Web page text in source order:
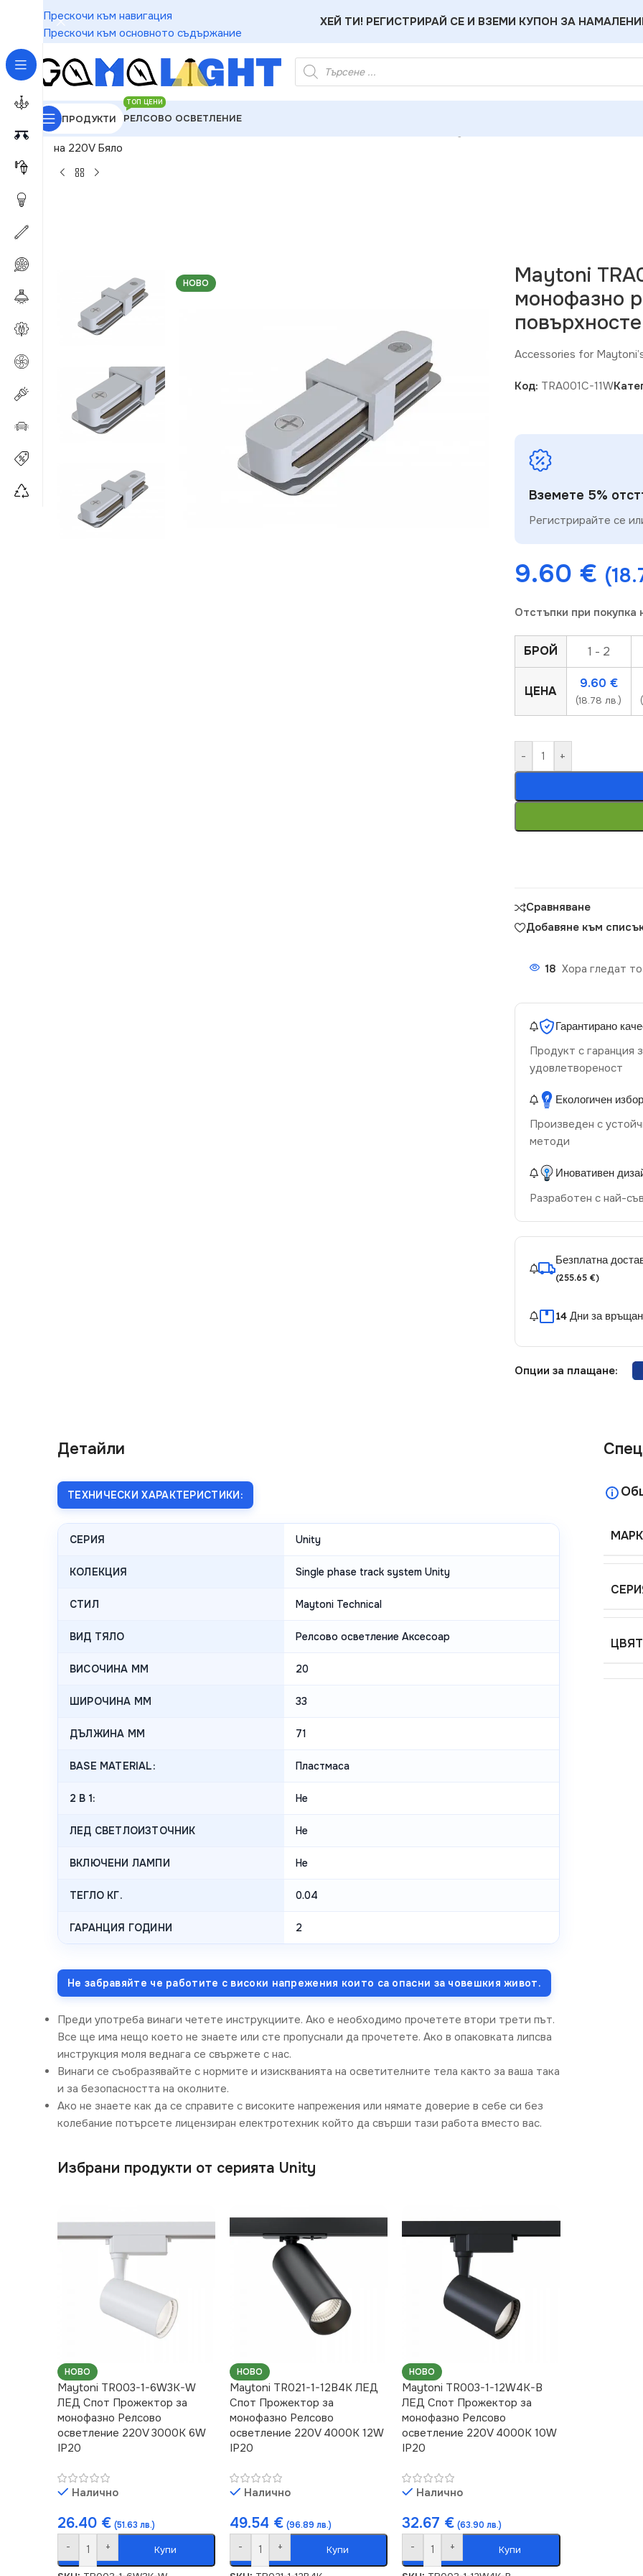
Прескочи към навигация
Прескочи към основното съдържание
ХЕЙ ТИ! РЕГИСТРИРАЙ СЕ И ВЗЕМИ КУПОН ЗА
ПРОДУКТИ РЕЛСОВО ОСВЕТЛЕНИЕ
ТОП ЦЕНИ
GAMALIGHT»
на 220V Бяло
НОВО
Maytoni
монофазно
Accessories for
Код: TRA001C-11W
Вземете 5%
Регистрирайте се
9.60 €
Отстъпки при покупка
БРОЙ 1 - 2
ЦЕНА
9.60 €
(18.78 лв.)
- +
Сравняване
Добавяне към
18 Хора гледат
Гарантирано
Продукт с гаранция
удовлетвореност
Екологичен избор
Произведен с
методи
Иновативен
Разработен с най-
Безплатна
(255.65 €)
14 Дни за
Опции за плащане:
Детайли
ТЕХНИЧЕСКИ ХАРАКТЕРИСТИКИ:
СЕРИЯ Unity
КОЛЕКЦИЯ Single phase track system Unity
СТИЛ Maytoni Technical
ВИД ТЯЛО Релсово осветление Аксесоар
ВИСОЧИНА MM 20
ШИРОЧИНА MM 33
ДЪЛЖИНА MM 71
BASE MATERIAL: Пластмаса
2 В 1: Не
ЛЕД СВЕТЛОИЗТОЧНИК Не
ВКЛЮЧЕНИ ЛАМПИ Не
ТЕГЛО КГ. 0.04
ГАРАНЦИЯ ГОДИНИ 2
Не забравяйте че работите с високи напрежения които са опасни за човешкия живот.
Преди употреба винаги четете инструкциите. Ако е необходимо прочетете втори трети път.
Все ще има нещо което не знаете или сте пропуснали да прочетете. Ако в опаковката липсва
инструкция моля веднага се свържете с нас.
Винаги се съобразявайте с нормите и изискванията на осветителните тела както за ваша така
и за безопасността на околните.
Ако не знаете как да се справите с високите напрежения или нямате доверие в себе си без
колебание потърсете лицензиран електротехник който да свърши тази работа вместо вас.
Избрани продукти от серията Unity
НОВО
Maytoni TR003-1-6W3K-W
ЛЕД Спот Прожектор за
монофазно Релсово
осветление 220V 3000K 6W
IP20
Налично
26.40 € (51.63 лв.)
- + Купи
НОВО
Maytoni TR021-1-12B4K ЛЕД
Спот Прожектор за
монофазно Релсово
осветление 220V 4000K 12W
IP20
Налично
49.54 € (96.89 лв.)
- + Купи
НОВО
Maytoni TR003-1-12W4K-B
ЛЕД Спот Прожектор за
монофазно Релсово
осветление 220V 4000K 10W
IP20
Налично
32.67 € (63.90 лв.)
- + Купи
ЦВЯТ